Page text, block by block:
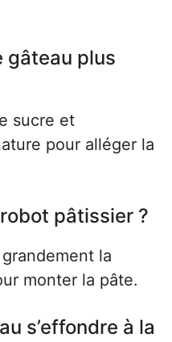
gâteau plus
sucre et
pour alléger la
pâtissier ?
la
monter la pâte.
s’effondre à la